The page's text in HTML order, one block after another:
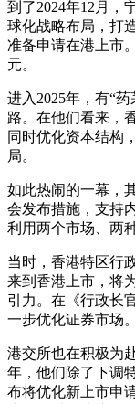
到了2024年12月，
球化战略布局，打
准备申请在港上市
元。
进入2025年，有“
路。在他们看来，
同时优化资本结构
局。
如此热闹的一幕，
会发布措施，支持
利用两个市场、两
当时，香港特区行
来到香港上市，将
引力。在《行政长
一步优化证券市场。
港交所也在积极为
年，他们除了下调
布将优化新上市申